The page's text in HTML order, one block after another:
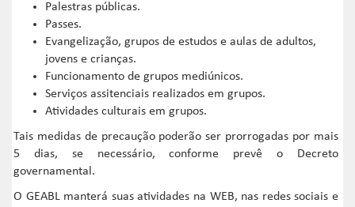
Palestras públicas.
Passes.
Evangelização, grupos de estudos e aulas de adultos,
jovens e crianças.
Funcionamento de grupos mediúnicos.
Serviços assitenciais realizados em grupos.
Atividades culturais em grupos.
Tais medidas de precaução poderão ser prorrogadas por mais
5 dias, se necessário, conforme prevê o Decreto
governamental.
O GEABL manterá suas atividades na WEB, nas redes sociais e